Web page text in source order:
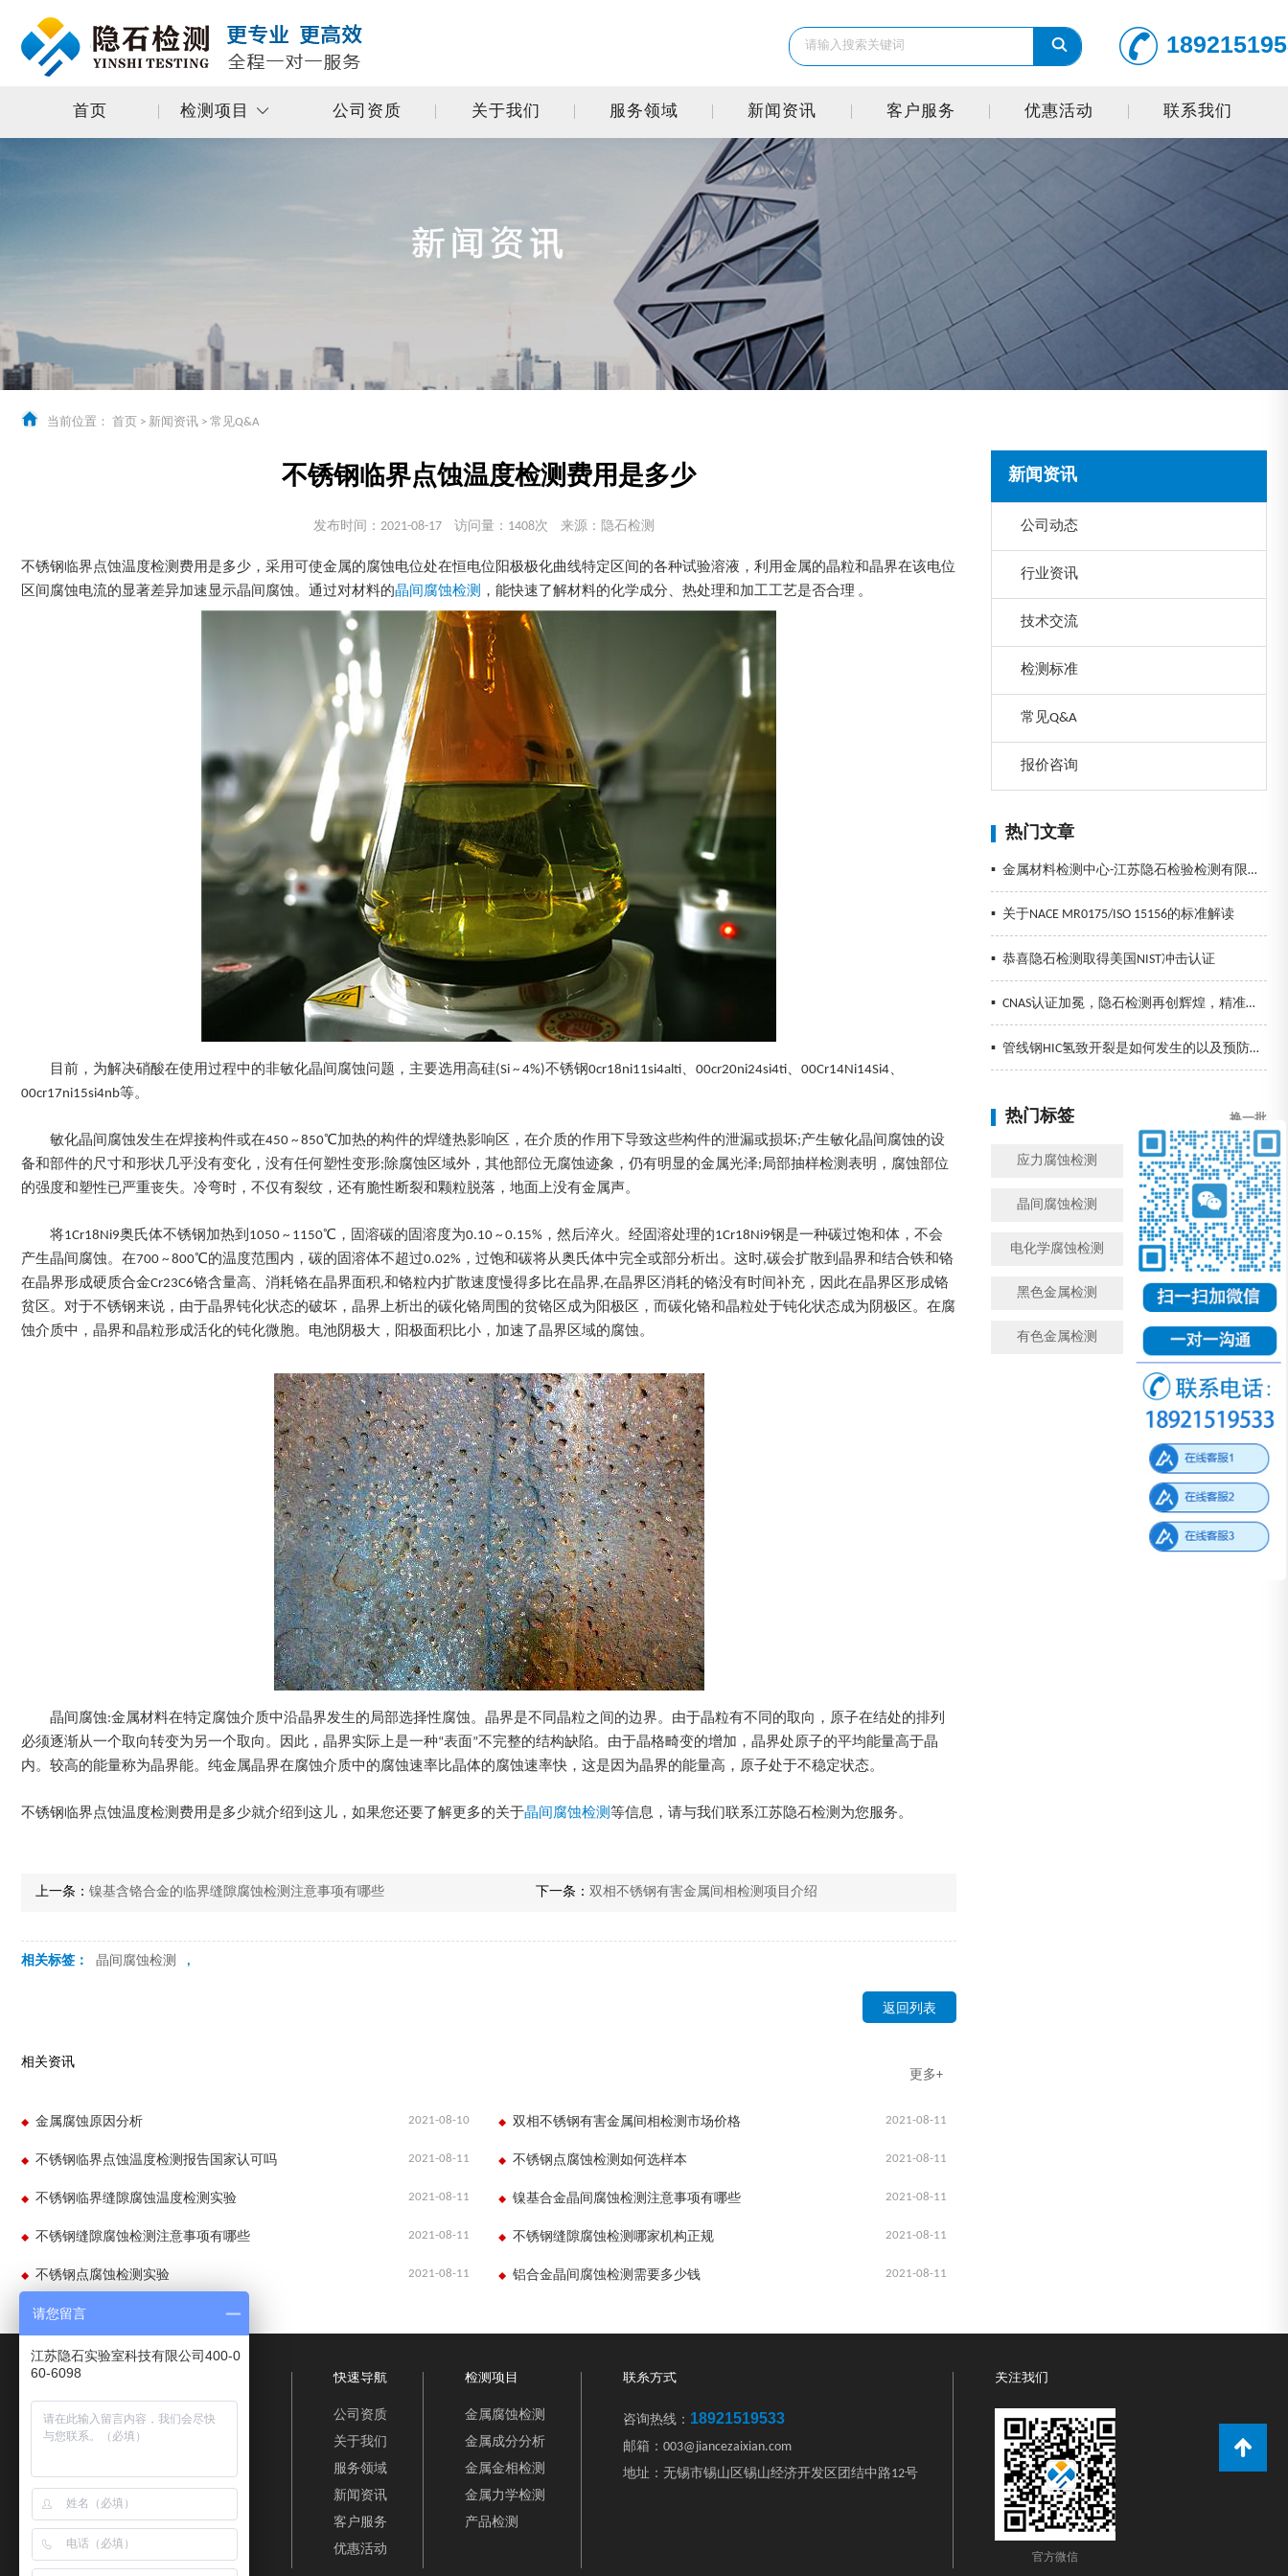
首页 检测项目 公司资质 关于我们 服务领域 新闻资讯 客户服务 优惠活动 联系我们
当前位置： 首页 > 新闻资讯 > 常见Q&A
新闻资讯
公司动态
行业资讯
技术交流
检测标准
常见Q&A
报价咨询
热门文章
▪ 金属材料检测中心-江苏隐石检验检测有限公司
▪ 关于NACE MR0175/ISO 15156的标准解读
▪ 恭喜隐石检测取得美国NIST冲击认证
▪ CNAS认证加冕，隐石检测再创辉煌，精准检测助力企业发展！
▪ 管线钢HIC氢致开裂是如何发生的以及预防措施
热门标签 换一批
应力腐蚀检测 金属腐蚀检测
晶间腐蚀检测 模拟工况腐蚀检测
电化学腐蚀检测 盐雾检测
黑色金属检测 金属成分检测
有色金属检测 微观金相检测
不锈钢临界点蚀温度检测费用是多少
发布时间：2021-08-17 访问量：1408次 来源：隐石检测
不锈钢临界点蚀温度检测费用是多少，采用可使金属的腐蚀电位处在恒电位阳极极化曲线特定区间的各种试验溶液，利用金属的晶粒和晶界在该电位
区间腐蚀电流的显著差异加速显示晶间腐蚀。通过对材料的晶间腐蚀检测 ，能快速了解材料的化学成分、热处理和加工工艺是否合理 。
目前，为解决硝酸在使用过程中的非敏化晶间腐蚀问题，主要选用高硅(Si ~ 4%)不锈钢0cr18ni11si4alti、00cr20ni24si4ti、00Cr14Ni14Si4、
00cr17ni15si4nb等。
敏化晶间腐蚀发生在焊接构件或在450 ~ 850℃加热的构件的焊缝热影响区，在介质的作用下导致这些构件的泄漏或损坏;产生敏化晶间腐蚀的设
备和部件的尺寸和形状几乎没有变化，没有任何塑性变形;除腐蚀区域外，其他部位无腐蚀迹象，仍有明显的金属光泽;局部抽样检测表明，腐蚀部位
的强度和塑性已严重丧失。冷弯时，不仅有裂纹，还有脆性断裂和颗粒脱落，地面上没有金属声。
将1Cr18Ni9奥氏体不锈钢加热到1050 ~ 1150℃，固溶碳的固溶度为0.10 ~ 0.15%，然后淬火。经固溶处理的1Cr18Ni9钢是一种碳过饱和体，不会
产生晶间腐蚀。在700 ~ 800℃的温度范围内，碳的固溶体不超过0.02%，过饱和碳将从奥氏体中完全或部分析出。这时,碳会扩散到晶界和结合铁和铬
在晶界形成硬质合金Cr23C6铬含量高、消耗铬在晶界面积,和铬粒内扩散速度慢得多比在晶界,在晶界区消耗的铬没有时间补充，因此在晶界区形成铬
贫区。对于不锈钢来说，由于晶界钝化状态的破坏，晶界上析出的碳化铬周围的贫铬区成为阳极区，而碳化铬和晶粒处于钝化状态成为阴极区。在腐
蚀介质中，晶界和晶粒形成活化的钝化微胞。电池阴极大，阳极面积比小，加速了晶界区域的腐蚀。
晶间腐蚀:金属材料在特定腐蚀介质中沿晶界发生的局部选择性腐蚀。晶界是不同晶粒之间的边界。由于晶粒有不同的取向，原子在结处的排列
必须逐渐从一个取向转变为另一个取向。因此，晶界实际上是一种“表面”不完整的结构缺陷。由于晶格畸变的增加，晶界处原子的平均能量高于晶
内。较高的能量称为晶界能。纯金属晶界在腐蚀介质中的腐蚀速率比晶体的腐蚀速率快，这是因为晶界的能量高，原子处于不稳定状态。
不锈钢临界点蚀温度检测费用是多少就介绍到这儿，如果您还要了解更多的关于晶间腐蚀检测 等信息，请与我们联系江苏隐石检测为您服务。
上一条： 镍基含铬合金的临界缝隙腐蚀检测注意事项有哪些 下一条： 双相不锈钢有害金属间相检测项目介绍
相关标签： 晶间腐蚀检测 ,
返回列表
相关资讯
更多+
2021-08-10
金属腐蚀原因分析 2021-08-11
双相不锈钢有害金属间相检测市场价格
2021-08-11
不锈钢临界点蚀温度检测报告国家认可吗 2021-08-11
不锈钢点腐蚀检测如何选样本
2021-08-11
不锈钢临界缝隙腐蚀温度检测实验 2021-08-11
镍基合金晶间腐蚀检测注意事项有哪些
2021-08-11
不锈钢缝隙腐蚀检测注意事项有哪些 2021-08-11
不锈钢缝隙腐蚀检测哪家机构正规
2021-08-11
不锈钢点腐蚀检测实验 2021-08-11
铝合金晶间腐蚀检测需要多少钱
快速导航
公司资质
关于我们
服务领域
新闻资讯
客户服务
优惠活动
检测项目
金属腐蚀检测
金属成分分析
金属金相检测
金属力学检测
产品检测
联系方式
咨询热线： 18921519533
邮箱：003@jiancezaixian.com
地址：无锡市锡山区锡山经济开发区团结中路12号
关注我们
官方微信
请您留言
江苏隐石实验室科技有限公司400-0
60-6098